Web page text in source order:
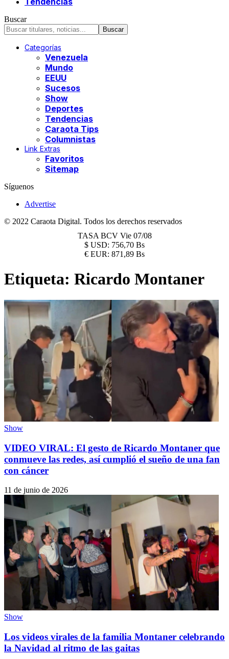
Buscar
Categorías
Venezuela
Mundo
EEUU
Sucesos
Show
Deportes
Tendencias
Caraota Tips
Columnistas
Link Extras
Favoritos
Sitemap
Síguenos
Advertise
© 2022 Caraota Digital. Todos los derechos reservados
TASA BCV Vie 07/08
$ USD: 756,70 Bs
€ EUR: 871,89 Bs
Etiqueta: Ricardo Montaner
Show
VIDEO VIRAL: El gesto de Ricardo Montaner que
conmueve las redes, así cumplió el sueño de una fan
con cáncer
11 de junio de 2026
Show
Los videos virales de la familia Montaner celebrando
la Navidad al ritmo de las gaitas